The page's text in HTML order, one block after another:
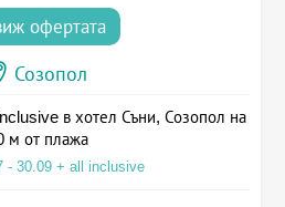
офертата
Созопол
в хотел Съни, Созопол на
м от плажа
- 30.09 + all inclusive